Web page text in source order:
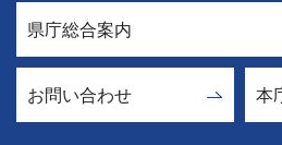
県庁総合案内
お問い合わせ 本